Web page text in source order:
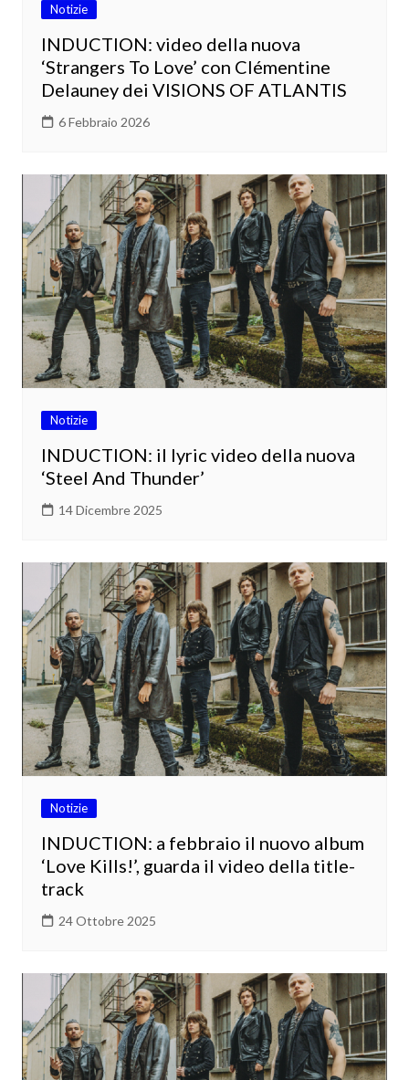
Notizie
INDUCTION: video della nuova
‘Strangers To Love’ con Clémentine
Delauney dei VISIONS OF ATLANTIS
6 Febbraio 2026
Notizie
INDUCTION: il lyric video della nuova
‘Steel And Thunder’
14 Dicembre 2025
Notizie
INDUCTION: a febbraio il nuovo album
‘Love Kills!’, guarda il video della title-
track
24 Ottobre 2025